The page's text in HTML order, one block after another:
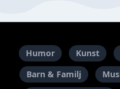
Humor Kunst
Barn & Familj